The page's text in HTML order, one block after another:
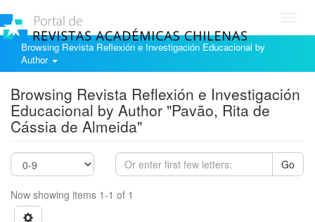
Browsing Revista Reflexión e Investigación Educacional by
Author
Browsing Revista Reflexión e Investigación
Educacional by Author "Pavão, Rita de
Cássia de Almeida"
Go
Now showing items 1-1 of 1